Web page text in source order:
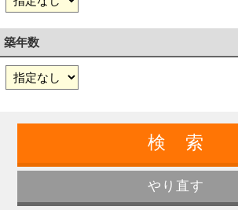
築年数